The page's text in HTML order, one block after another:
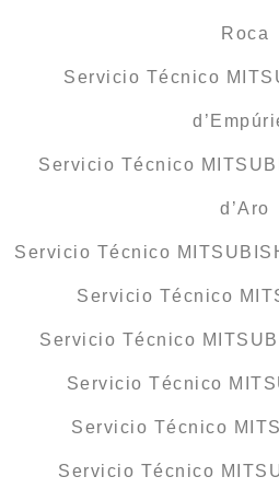
Roca
Servicio Técnico
Servicio Técnico
d’Aro
Servicio Técnico
Servicio Técnico
Servicio Técnico
Servicio Técnico
Servicio Técnico
Servicio Técnico